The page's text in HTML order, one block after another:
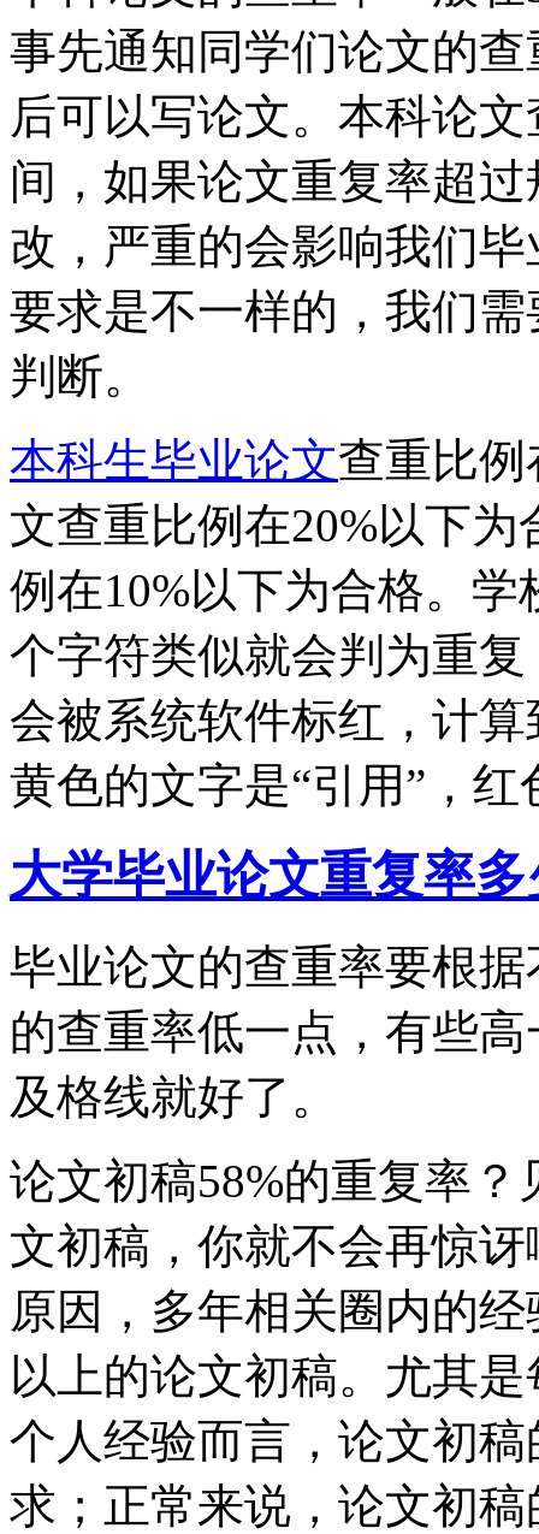
事先通知同学们论文的
后可以写论文。本科论
间，如果论文重复率超
改，严重的会影响我们
要求是不一样的，我们
判断。
本科生毕业论文查重比例
文查重比例在20%以下
例在10%以下为合格。
个字符类似就会判为重
会被系统软件标红，计
黄色的文字是“引用”，
大学毕业论文重复率
毕业论文的查重率要根
的查重率低一点，有些
及格线就好了。
论文初稿58%的重复率
文初稿，你就不会再惊
原因，多年相关圈内的
以上的论文初稿。尤其
个人经验而言，论文初
求；正常来说，论文初